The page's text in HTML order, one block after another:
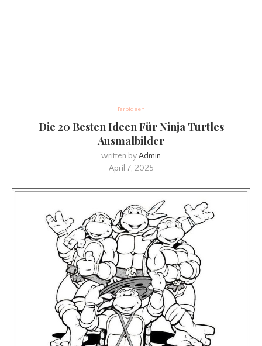
Farbideen
Die 20 Besten Ideen Für Ninja Turtles
Ausmalbilder
written byAdmin
April 7, 2025